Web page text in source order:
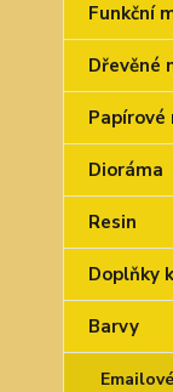
Funkční
Dřevěné
Dioráma
Resin
Doplňky
Barvy
Emailové